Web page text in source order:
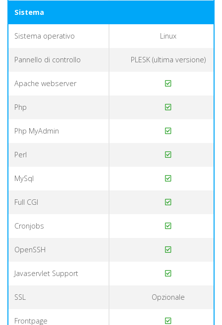
Sistema
Sistema operativo Linux
Pannello di controllo PLESK (ultima versione)
Apache webserver
Php
Php MyAdmin
Perl
MySql
Full CGI
Cronjobs
OpenSSH
Javaservlet Support
SSL Opzionale
Frontpage